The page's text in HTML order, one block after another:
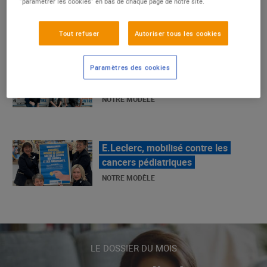
un succès
cancers pédiatriques
LE MOUVEMENT E.LECLERC ET
SES COMBATS
« Repérage » - La nouvelle revue de
tendances de Marque Repère
LE DOSSIER DU MOIS
Tout refuser Autoriser tous les cookies
Paramètres des cookies